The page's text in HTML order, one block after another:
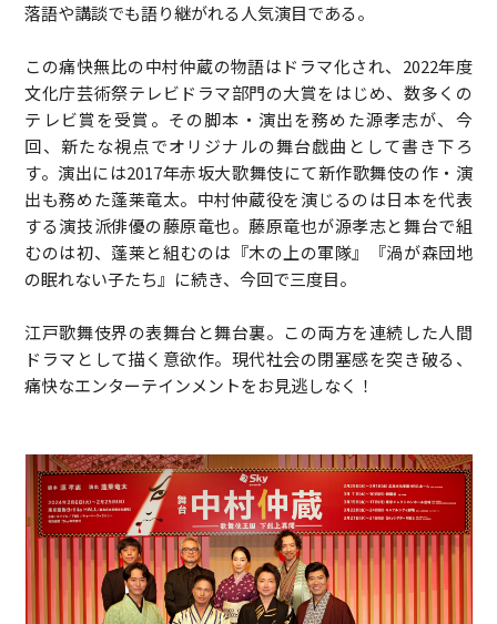
落語や講談でも語り継がれる人気演目である。
この痛快無比の中村仲蔵の物語はドラマ化され、2022年度
文化庁芸術祭テレビドラマ部門の大賞をはじめ、数多くの
テレビ賞を受賞。その脚本・演出を務めた源孝志が、今
回、新たな視点でオリジナルの舞台戯曲として書き下ろ
す。演出には2017年赤坂大歌舞伎にて新作歌舞伎の作・演
出も務めた蓬莱竜太。中村仲蔵役を演じるのは日本を代表
する演技派俳優の藤原竜也。藤原竜也が源孝志と舞台で組
むのは初、蓬莱と組むのは『木の上の軍隊』『渦が森団地
の眠れない子たち』に続き、今回で三度目。
江戸歌舞伎界の表舞台と舞台裏。この両方を連続した人間
ドラマとして描く意欲作。現代社会の閉塞感を突き破る、
痛快なエンターテインメントをお見逃しなく！